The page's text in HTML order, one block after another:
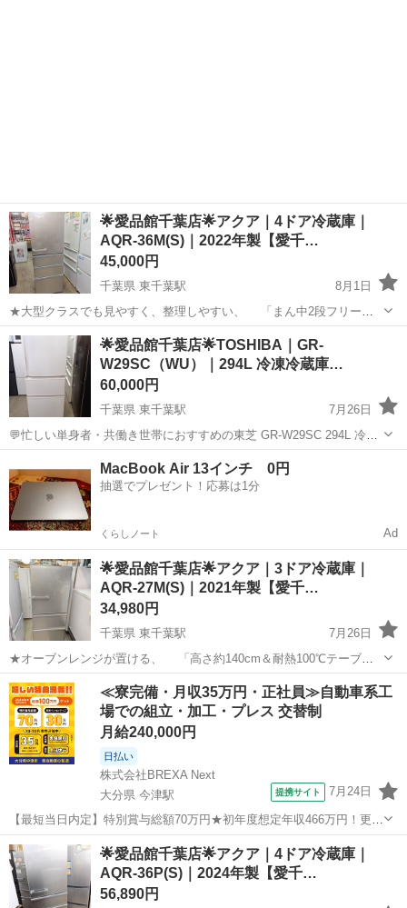
🌟愛品館千葉店🌟アクア｜4ドア冷蔵庫｜
AQR-36M(S)｜2022年製【愛千…
45,000円
千葉県 東千葉駅
8月1日
★大型クラスでも見やすく、整理しやすい、 「まん中2段フリーザ
ー」採用！ ★省スペースで設置出来る、 「幅60cmスリムタイプ」
で、 使いやすい冷蔵庫です♪ -------------------------...
千葉 千葉市 東千葉駅 キッチン家電 AQR
🌟愛品館千葉店🌟TOSHIBA｜GR-
W29SC（WU）｜294L 冷凍冷蔵庫…
60,000円
千葉県 東千葉駅
7月26日
💬忙しい単身者・共働き世帯におすすめの東芝 GR-W29SC 294L 冷凍
冷蔵庫が入荷。 💬294Lの使いやすい容量は一人暮らしで自炊をする
方、共働き世帯にピッタリサイズ。 💬冷蔵室・冷凍室ともに収納力が
あり、食材のま...
キッチン家電 d払い
MacBook Air 13インチ 0円
抽選でプレゼント！応募は1分
くらしノート Ad
🌟愛品館千葉店🌟アクア｜3ドア冷蔵庫｜
AQR-27M(S)｜2021年製【愛千…
34,980円
千葉県 東千葉駅
7月26日
★オーブンレンジが置ける、 「高さ約140cm＆耐熱100℃テーブ
ル」採用！ ★「3ドア・独立野菜室&全段強化処理ガラス棚」搭載の、
使いやすい冷蔵庫です♪ ---------------------------...
千葉 千葉市 東千葉駅 キッチン家電 AQR
≪寮完備・月収35万円・正社員≫自動車系工
場での組立・加工・プレス 交替制
月給240,000円
日払い
株式会社BREXA Next
大分県 今津駅
提携サイト 7月24日
【最短当日内定】特別賞与総額70万円★初年度想定年収466万円！更新
インセンティブ30万円★無料の備品付き寮完備＆赴任旅費会社負担◎
業績賞与＆昇給あり！軽自動車の製造業務！ ダイハツ車の製造 大手自
動車メーカーである『ダイ...
大分 中津市 今津駅 その他
🌟愛品館千葉店🌟アクア｜4ドア冷蔵庫｜
AQR-36P(S)｜2024年製【愛千…
56,890円